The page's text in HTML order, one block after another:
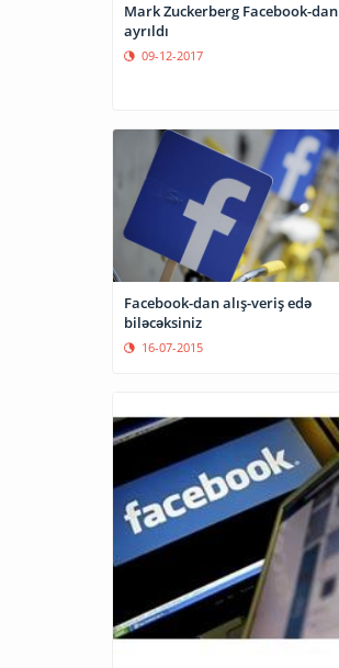
Mark Zuckerberg Facebook-dan
ayrıldı
09-12-2017
Facebook-dan alış-veriş edə
biləcəksiniz
16-07-2015